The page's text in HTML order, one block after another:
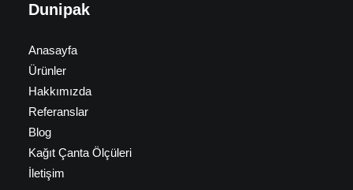
Dunipak
Anasayfa
Ürünler
Hakkımızda
Referanslar
Blog
Kağıt Çanta Ölçüleri
İletişim